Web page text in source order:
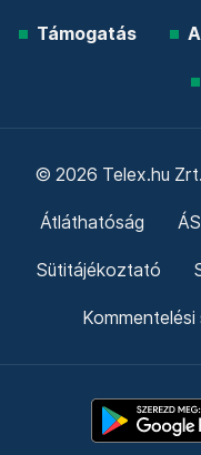
Támogatás
© 2026 Telex.hu Zrt.
Átláthatóság
Sütitájékoztató